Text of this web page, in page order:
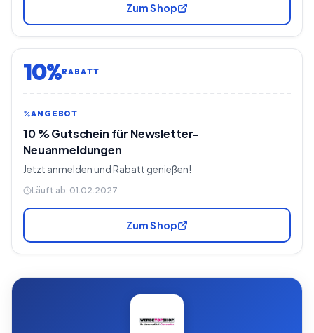
Zum Shop
10%RABATT
ANGEBOT
10 % Gutschein für Newsletter-
Neuanmeldungen
Jetzt anmelden und Rabatt genießen!
Läuft ab: 01.02.2027
Zum Shop